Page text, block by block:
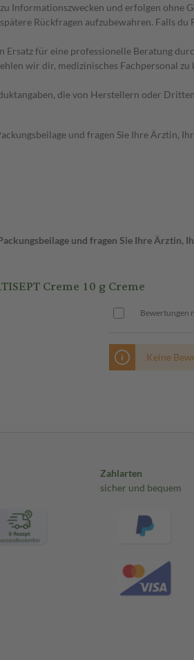
Informationszwecken und erfolgen
Rückfragen aufzubewahren. Falls
Ersatz für eine professionelle Beratung
wir dir, medizinisches Fachpersonal zu
die von Herstellern oder
und fragen Sie Ihre Ärztin,
und fragen Sie Ihre Ärztin,
Creme 10 g Creme
Bewertungen
Keine
Zahlarten
sicher und bequem